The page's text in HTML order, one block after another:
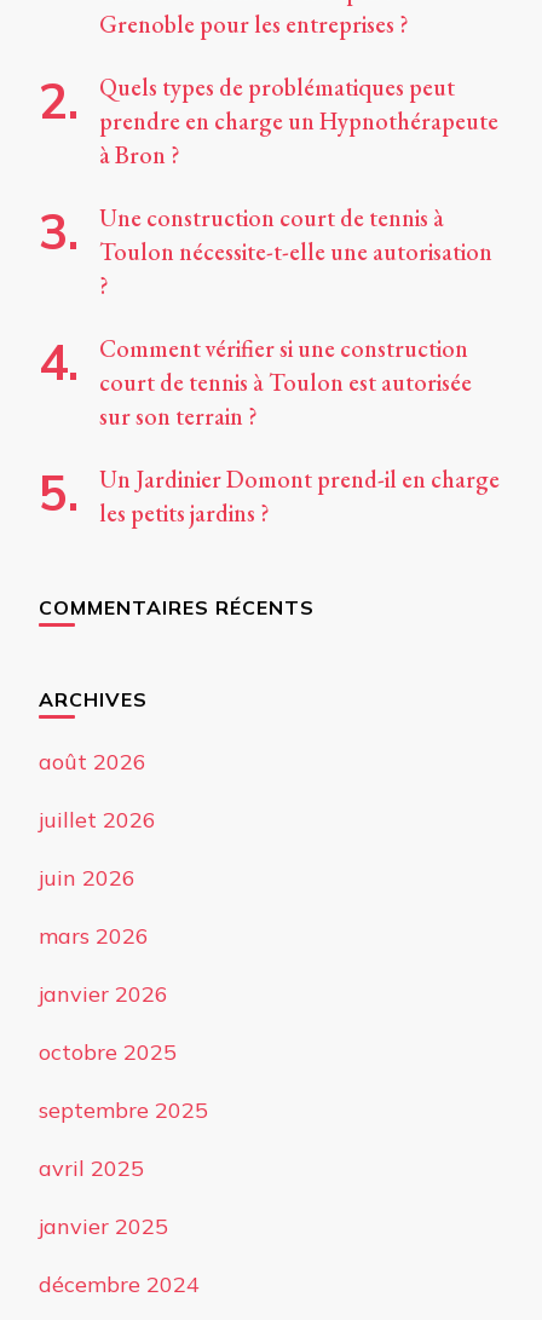
Grenoble pour les entreprises ?
Quels types de problématiques peut
prendre en charge un Hypnothérapeute
à Bron ?
Une construction court de tennis à
Toulon nécessite-t-elle une autorisation
?
Comment vérifier si une construction
court de tennis à Toulon est autorisée
sur son terrain ?
Un Jardinier Domont prend-il en charge
les petits jardins ?
COMMENTAIRES RÉCENTS
ARCHIVES
août 2026
juillet 2026
juin 2026
mars 2026
janvier 2026
octobre 2025
septembre 2025
avril 2025
janvier 2025
décembre 2024